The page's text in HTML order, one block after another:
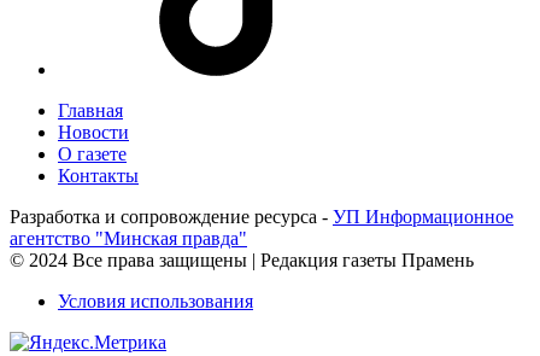
Главная
Новости
О газете
Контакты
Разработка и сопровождение ресурса - УП Информационное
агентство "Минская правда"
© 2024 Все права защищены | Редакция газеты Прамень
Условия использования